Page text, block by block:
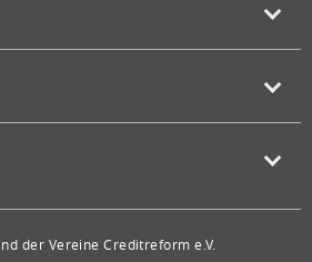
der Vereine Creditreform e.V.